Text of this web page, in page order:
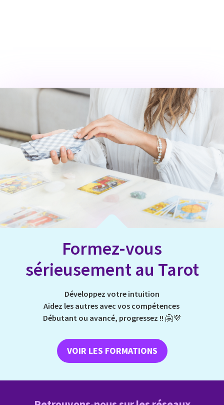
Formez-vous
sérieusement au Tarot
Développez votre intuition
Aidez les autres avec vos compétences
Débutant ou avancé, progressez !! 🤗💜
VOIR LES FORMATIONS